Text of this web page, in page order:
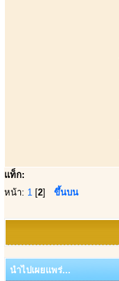
แท็ก:
หน้า: 1 [2] ขึ้นบน
นำไปเผยแพร่...